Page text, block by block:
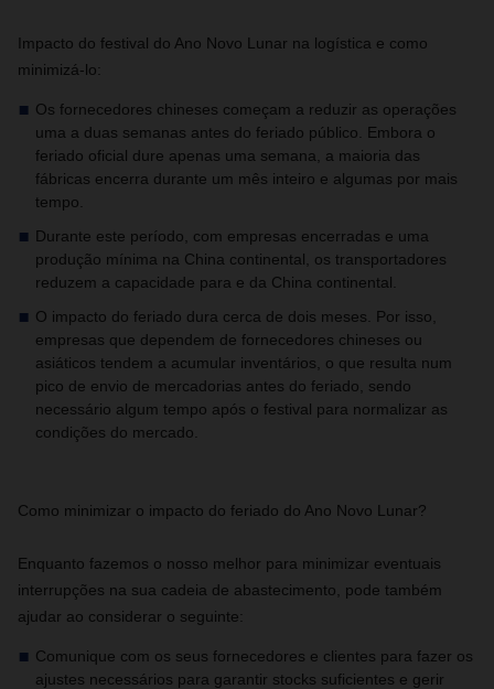
Impacto do festival do Ano Novo Lunar na logística e como
minimizá-lo:
Os fornecedores chineses começam a reduzir as operações
uma a duas semanas antes do feriado público. Embora o
feriado oficial dure apenas uma semana, a maioria das
fábricas encerra durante um mês inteiro e algumas por mais
tempo.
Durante este período, com empresas encerradas e uma
produção mínima na China continental, os transportadores
reduzem a capacidade para e da China continental.
O impacto do feriado dura cerca de dois meses. Por isso,
empresas que dependem de fornecedores chineses ou
asiáticos tendem a acumular inventários, o que resulta num
pico de envio de mercadorias antes do feriado, sendo
necessário algum tempo após o festival para normalizar as
condições do mercado.
Como minimizar o impacto do feriado do Ano Novo Lunar?
Enquanto fazemos o nosso melhor para minimizar eventuais
interrupções na sua cadeia de abastecimento, pode também
ajudar ao considerar o seguinte:
Comunique com os seus fornecedores e clientes para fazer os
ajustes necessários para garantir stocks suficientes e gerir